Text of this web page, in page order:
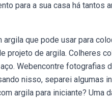
para a sua casa há
que pode usar para
projeto de argila. Colheres
Webencontre fotografias
nisso, separei algumas
argila para iniciante? Uma